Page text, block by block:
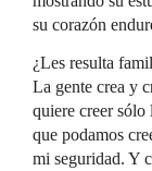
su corazón
¿Les resulta
La gente crea y
quiere creer sólo
que podamos
mi seguridad. Y